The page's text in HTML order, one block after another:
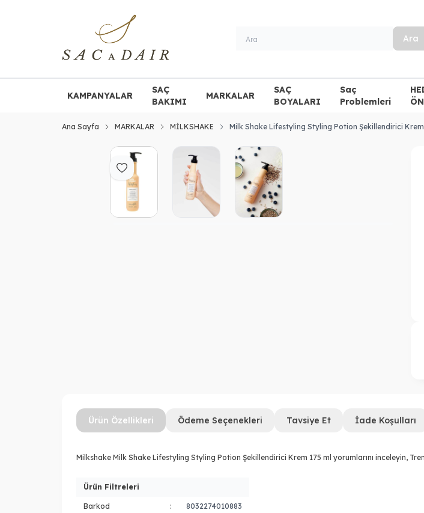
Ara
KAMPANYALAR
SAÇ
BAKIMI
MARKALAR
SAÇ
BOYALARI
Saç
Problemleri
Ana Sayfa MARKALAR MİLKSHAKE Milk Shake Lifestyling Styling Potion Şekillendirici Krem
Favoriye Ekle
Ürün Özellikleri Ödeme Seçenekleri Tavsiye Et İade Koşulları
Milkshake Milk Shake Lifestyling Styling Potion Şekillendirici Krem 175 ml yorumlarını inceleyin,
Ürün Filtreleri
Barkod : 8032274010883